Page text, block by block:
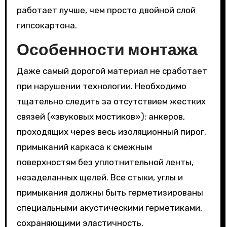
работает лучше, чем просто двойной слой
гипсокартона.
Особенности монтажа
Даже самый дорогой материал не сработает
при нарушении технологии. Необходимо
тщательно следить за отсутствием жестких
связей («звуковых мостиков»): анкеров,
проходящих через весь изоляционный пирог,
примыканий каркаса к смежным
поверхностям без уплотнительной ленты,
незаделанных щелей. Все стыки, углы и
примыкания должны быть герметизированы
специальными акустическими герметиками,
сохраняющими эластичность.